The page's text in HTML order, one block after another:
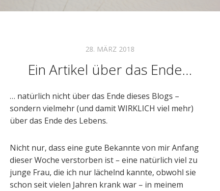
28. MÄRZ 2018
Ein Artikel über das Ende…
… natürlich nicht über das Ende dieses Blogs –
sondern vielmehr (und damit WIRKLICH viel mehr)
über das Ende des Lebens.
Nicht nur, dass eine gute Bekannte von mir Anfang
dieser Woche verstorben ist – eine natürlich viel zu
junge Frau, die ich nur lächelnd kannte, obwohl sie
schon seit vielen Jahren krank war – in meinem